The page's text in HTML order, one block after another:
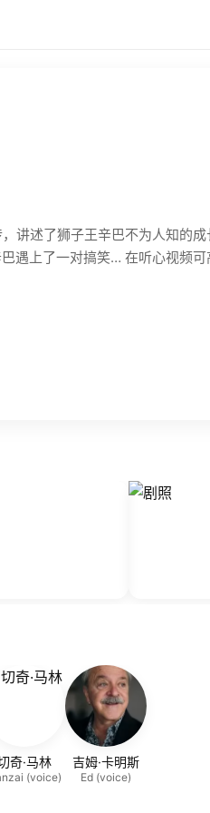
讲述了狮子王辛巴不为人知的
遇上了一对搞笑… 在听心视频
奇·马林
(voice)
吉姆·卡明斯
Ed (voice)